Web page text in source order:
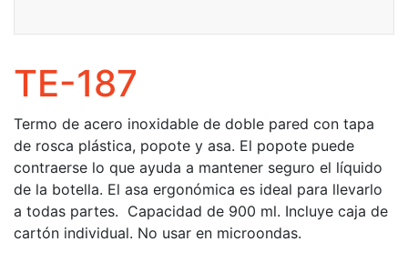
TE-187
Termo de acero inoxidable de doble pared con tapa
de rosca plástica, popote y asa. El popote puede
contraerse lo que ayuda a mantener seguro el líquido
de la botella. El asa ergonómica es ideal para llevarlo
a todas partes. Capacidad de 900 ml. Incluye caja de
cartón individual. No usar en microondas.